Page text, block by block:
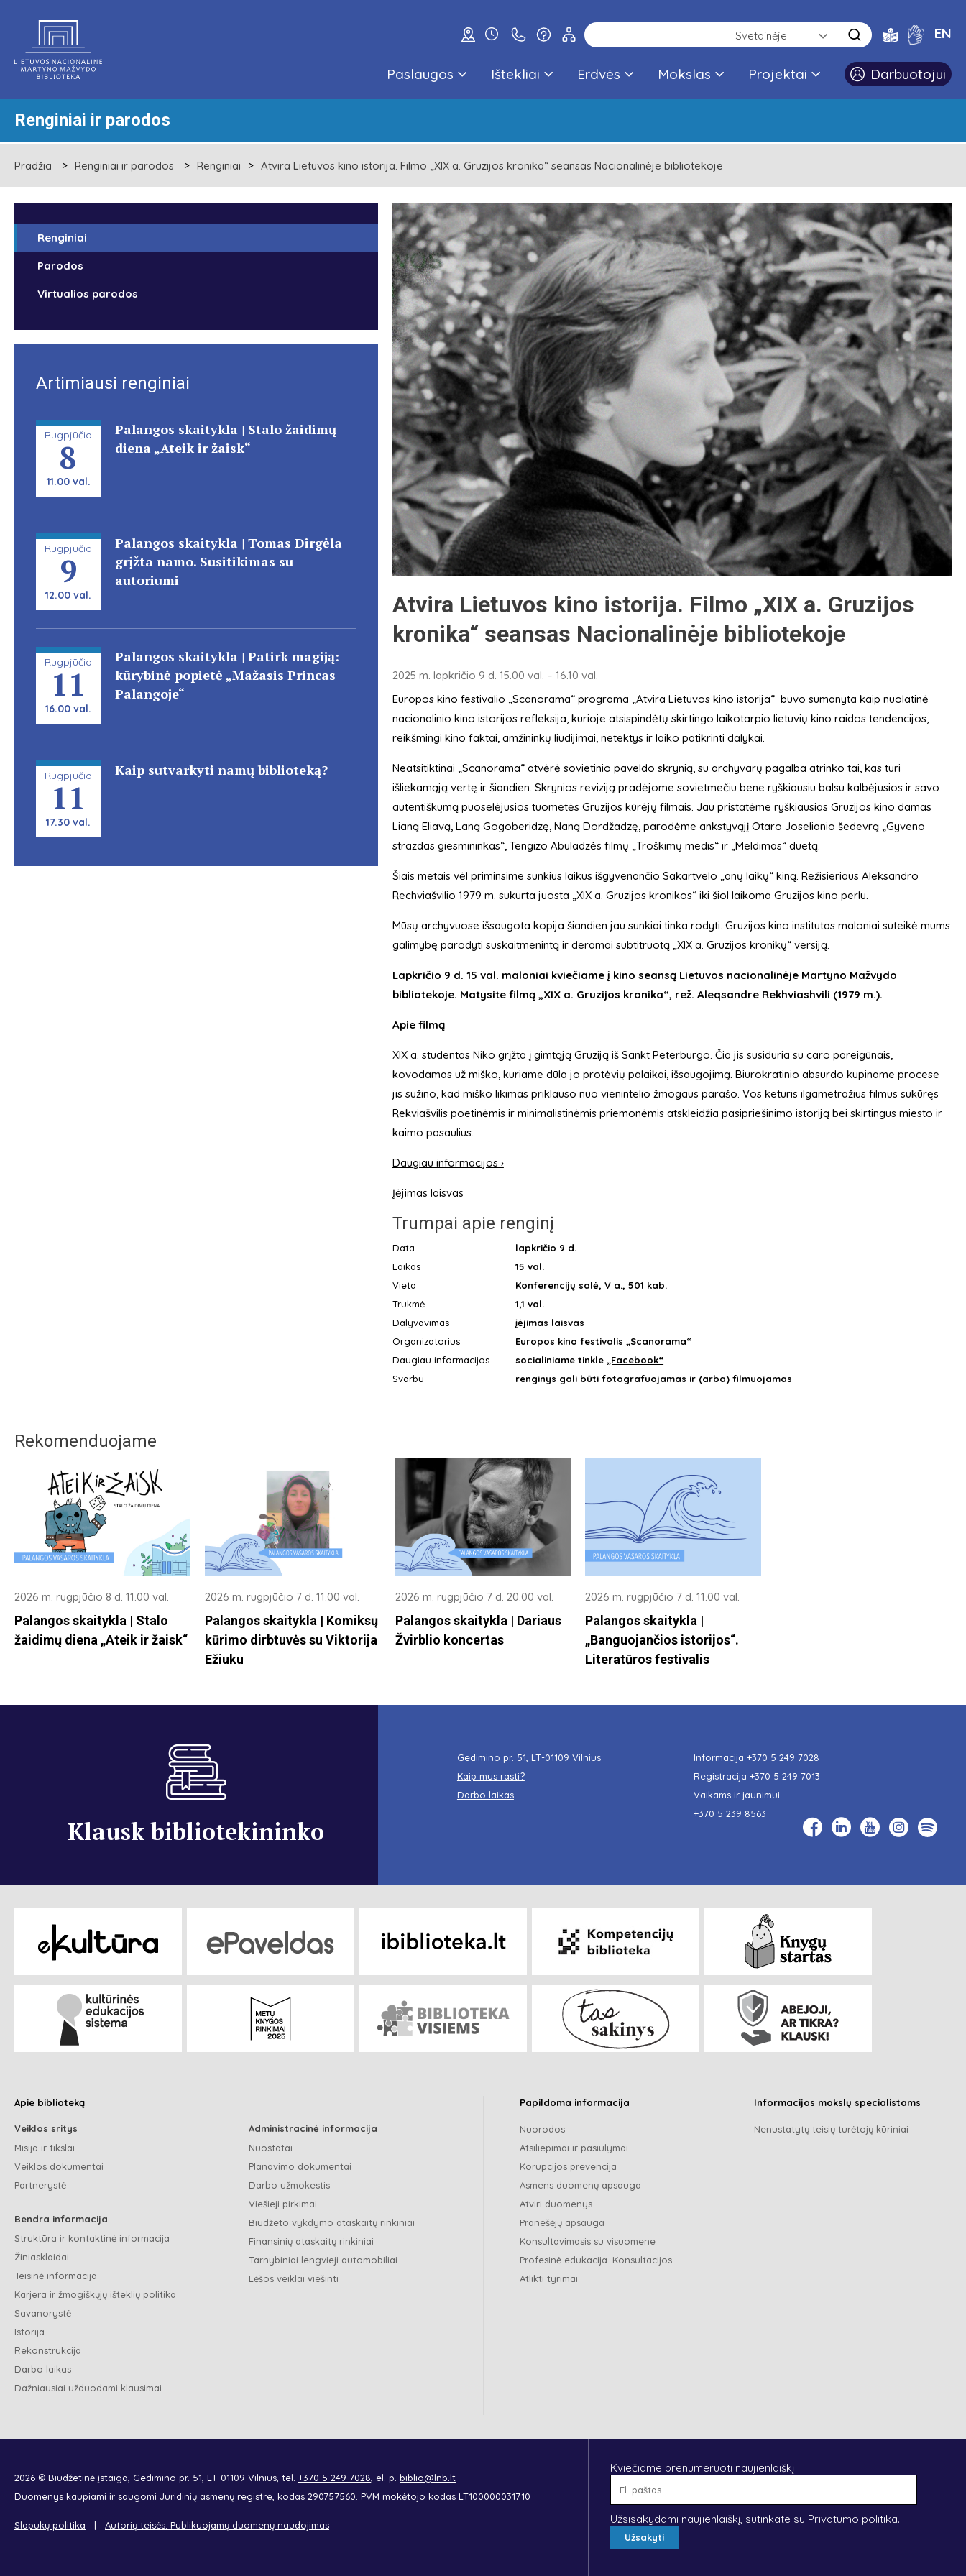
Svetainėje EN
Paslaugos Ištekliai Erdvės Mokslas Projektai Darbuotojui
Renginiai ir parodos
Pradžia Renginiai ir parodos Renginiai Atvira Lietuvos kino istorija. Filmo „XIX a. Gruzijos kronika“ seansas Nacionalinėje bibliotekoje
Atvira Lietuvos kino istorija. Filmo „XIX a. Gruzijos
kronika“ seansas Nacionalinėje bibliotekoje
2025 m. lapkričio 9 d. 15.00 val. – 16.10 val.
Europos kino festivalio „Scanorama“ programa „Atvira Lietuvos kino istorija“ buvo sumanyta kaip nuolatinė
nacionalinio kino istorijos refleksija, kurioje atsispindėtų skirtingo laikotarpio lietuvių kino raidos tendencijos,
reikšmingi kino faktai, amžininkų liudijimai, netektys ir laiko patikrinti dalykai.
Neatsitiktinai „Scanorama“ atvėrė sovietinio paveldo skrynią, su archyvarų pagalba atrinko tai, kas turi
išliekamąją vertę ir šiandien. Skrynios reviziją pradėjome sovietmečiu bene ryškiausiu balsu kalbėjusios ir savo
autentiškumą puoselėjusios tuometės Gruzijos kūrėjų filmais. Jau pristatėme ryškiausias Gruzijos kino damas
Lianą Eliavą, Laną Gogoberidzę, Naną Dordžadzę, parodėme ankstyvąjį Otaro Joselianio šedevrą „Gyveno
strazdas giesmininkas“, Tengizo Abuladzės filmų „Troškimų medis“ ir „Meldimas“ duetą.
Šiais metais vėl priminsime sunkius laikus išgyvenančio Sakartvelo „anų laikų“ kiną. Režisieriaus Aleksandro
Rechviašvilio 1979 m. sukurta juosta „XIX a. Gruzijos kronikos“ iki šiol laikoma Gruzijos kino perlu.
Mūsų archyvuose išsaugota kopija šiandien jau sunkiai tinka rodyti. Gruzijos kino institutas maloniai suteikė mums
galimybę parodyti suskaitmenintą ir deramai subtitruotą „XIX a. Gruzijos kronikų“ versiją.
Lapkričio 9 d. 15 val. maloniai kviečiame į kino seansą Lietuvos nacionalinėje Martyno Mažvydo
bibliotekoje. Matysite filmą „XIX a. Gruzijos kronika“, rež. Aleqsandre Rekhviashvili (1979 m.).
Apie filmą
XIX a. studentas Niko grįžta į gimtąją Gruziją iš Sankt Peterburgo. Čia jis susiduria su caro pareigūnais,
kovodamas už miško, kuriame dūla jo protėvių palaikai, išsaugojimą. Biurokratinio absurdo kupiname procese
jis sužino, kad miško likimas priklauso nuo vienintelio žmogaus parašo. Vos keturis ilgametražius filmus sukūręs
Rekviašvilis poetinėmis ir minimalistinėmis priemonėmis atskleidžia pasipriešinimo istoriją bei skirtingus miesto ir
kaimo pasaulius.
Daugiau informacijos ›
Įėjimas laisvas
Trumpai apie renginį
Data
lapkričio 9 d.
Laikas
15 val.
Vieta
Konferencijų salė, V a., 501 kab.
Trukmė
1,1 val.
Dalyvavimas
įėjimas laisvas
Organizatorius
Europos kino festivalis „Scanorama“
Daugiau informacijos
socialiniame tinkle„Facebook“
Svarbu
renginys gali būti fotografuojamas ir (arba) filmuojamas
Renginiai
Parodos
Virtualios parodos
Artimiausi renginiai
Rugpjūčio
8
11.00 val.
Palangos skaitykla | Stalo žaidimų
diena „Ateik ir žaisk“
Rugpjūčio
9
12.00 val.
Palangos skaitykla | Tomas Dirgėla
grįžta namo. Susitikimas su
autoriumi
Rugpjūčio
11
16.00 val.
Palangos skaitykla | Patirk magiją:
kūrybinė popietė „Mažasis Princas
Palangoje“
Rugpjūčio
11
17.30 val.
Kaip sutvarkyti namų biblioteką?
Rekomenduojame
2026 m. rugpjūčio 8 d. 11.00 val.
Palangos skaitykla | Stalo
žaidimų diena „Ateik ir žaisk“
2026 m. rugpjūčio 7 d. 11.00 val.
Palangos skaitykla | Komiksų
kūrimo dirbtuvės su Viktorija
Ežiuku
2026 m. rugpjūčio 7 d. 20.00 val.
Palangos skaitykla | Dariaus
Žvirblio koncertas
2026 m. rugpjūčio 7 d. 11.00 val.
Palangos skaitykla |
„Banguojančios istorijos“.
Literatūros festivalis
Klausk bibliotekininko
Gedimino pr. 51, LT-01109 Vilnius
Kaip mus rasti?
Darbo laikas
Informacija +370 5 249 7028
Registracija +370 5 249 7013
Vaikams ir jaunimui
+370 5 239 8563
Apie biblioteką
Veiklos sritys
Misija ir tikslai
Veiklos dokumentai
Partnerystė
Bendra informacija
Struktūra ir kontaktinė informacija
Žiniasklaidai
Teisinė informacija
Karjera ir žmogiškųjų išteklių politika
Savanorystė
Istorija
Rekonstrukcija
Darbo laikas
Dažniausiai užduodami klausimai
Administracinė informacija
Nuostatai
Planavimo dokumentai
Darbo užmokestis
Viešieji pirkimai
Biudžeto vykdymo ataskaitų rinkiniai
Finansinių ataskaitų rinkiniai
Tarnybiniai lengvieji automobiliai
Lėšos veiklai viešinti
Papildoma informacija
Nuorodos
Atsiliepimai ir pasiūlymai
Korupcijos prevencija
Asmens duomenų apsauga
Atviri duomenys
Pranešėjų apsauga
Konsultavimasis su visuomene
Profesinė edukacija. Konsultacijos
Atlikti tyrimai
Informacijos mokslų specialistams
Nenustatytų teisių turėtojų kūriniai
2026 © Biudžetinė įstaiga, Gedimino pr. 51, LT-01109 Vilnius, tel. +370 5 249 7028 , el. p. biblio@lnb.lt
Duomenys kaupiami ir saugomi Juridinių asmenų registre, kodas 290757560. PVM mokėtojo kodas LT100000031710
Slapukų politika Autorių teisės. Publikuojamų duomenų naudojimas
Kviečiame prenumeruoti naujienlaiškį
Užsisakydami naujienlaiškį, sutinkate su Privatumo politika.